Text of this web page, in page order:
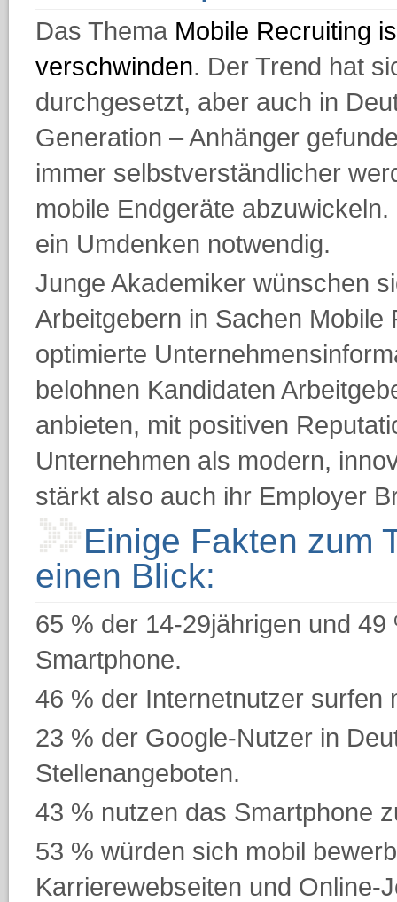
Das Thema Mobile Recruiting
verschwinden. Der Trend hat
durchgesetzt, aber auch in
Generation – Anhänger
immer selbstverständlicher
mobile Endgeräte
ein Umdenken notwendig.
Junge Akademiker wünschen
Arbeitgebern in Sachen
optimierte
belohnen Kandidaten
anbieten, mit positiven
Unternehmen als modern,
stärkt also auch ihr Employer
Einige Fakten zum
einen Blick:
65 % der 14-29jährigen und
Smartphone.
46 % der Internetnutzer surfen
23 % der Google-Nutzer in
Stellenangeboten.
43 % nutzen das Smartphone
53 % würden sich mobil
Karrierewebseiten und Online-